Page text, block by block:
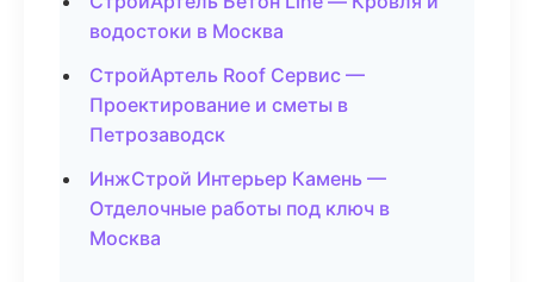
водостоки в Москва
СтройАртель Roof Сервис —
Проектирование и сметы в
Петрозаводск
ИнжСтрой Интерьер Камень —
Отделочные работы под ключ в
Москва